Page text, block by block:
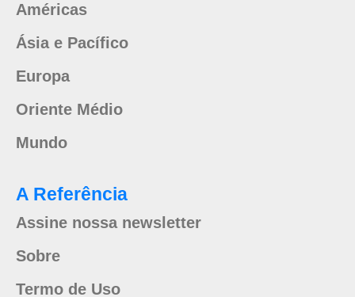
Américas
Ásia e Pacífico
Europa
Oriente Médio
Mundo
A Referência
Assine nossa newsletter
Sobre
Termo de Uso